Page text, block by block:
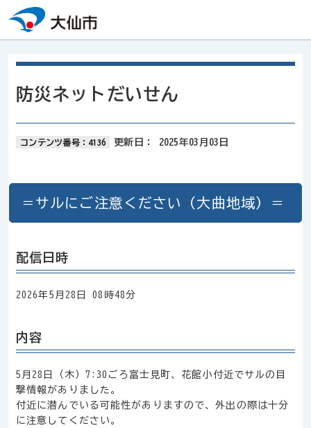
本文へスキップ
防災ネットだいせん
コンテンツ番号：4136 更新日： 2025年03月03日
＝サルにご注意ください（大曲地域）＝
配信日時
2026年5月28日 08時48分
内容
5月28日（木）7:30ごろ富士見町、花館小付近でサルの目
撃情報がありました。
付近に潜んでいる可能性がありますので、外出の際は十分
に注意してください。